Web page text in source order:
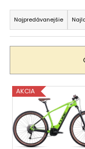
R
a
d
e
i
e
p
o
d
Najpredávanejšie
V
ý
p
s
AKCIA